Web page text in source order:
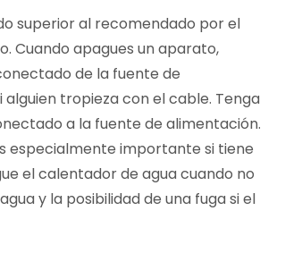
superior al recomendado por el
Cuando apagues un aparato,
de la fuente de
tropieza con el cable. Tenga
a la fuente de alimentación.
especialmente importante si tiene
el calentador de agua cuando no
y la posibilidad de una fuga si el